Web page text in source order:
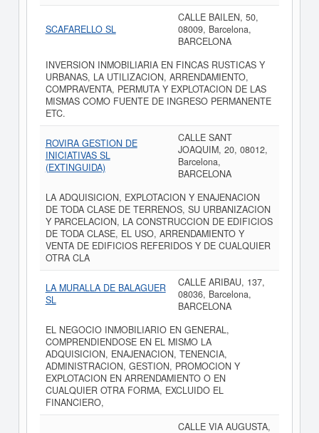
SCAFARELLO SL
CALLE BAILEN, 50,
08009, Barcelona,
BARCELONA
INVERSION INMOBILIARIA EN FINCAS RUSTICAS Y
URBANAS, LA UTILIZACION, ARRENDAMIENTO,
COMPRAVENTA, PERMUTA Y EXPLOTACION DE LAS
MISMAS COMO FUENTE DE INGRESO PERMANENTE
ETC.
ROVIRA GESTION DE
INICIATIVAS SL
(EXTINGUIDA)
CALLE SANT
JOAQUIM, 20, 08012,
Barcelona,
BARCELONA
LA ADQUISICION, EXPLOTACION Y ENAJENACION
DE TODA CLASE DE TERRENOS, SU URBANIZACION
Y PARCELACION, LA CONSTRUCCION DE EDIFICIOS
DE TODA CLASE, EL USO, ARRENDAMIENTO Y
VENTA DE EDIFICIOS REFERIDOS Y DE CUALQUIER
OTRA CLA
LA MURALLA DE BALAGUER
SL
CALLE ARIBAU, 137,
08036, Barcelona,
BARCELONA
EL NEGOCIO INMOBILIARIO EN GENERAL,
COMPRENDIENDOSE EN EL MISMO LA
ADQUISICION, ENAJENACION, TENENCIA,
ADMINISTRACION, GESTION, PROMOCION Y
EXPLOTACION EN ARRENDAMIENTO O EN
CUALQUIER OTRA FORMA, EXCLUIDO EL
FINANCIERO,
CALLE VIA AUGUSTA,